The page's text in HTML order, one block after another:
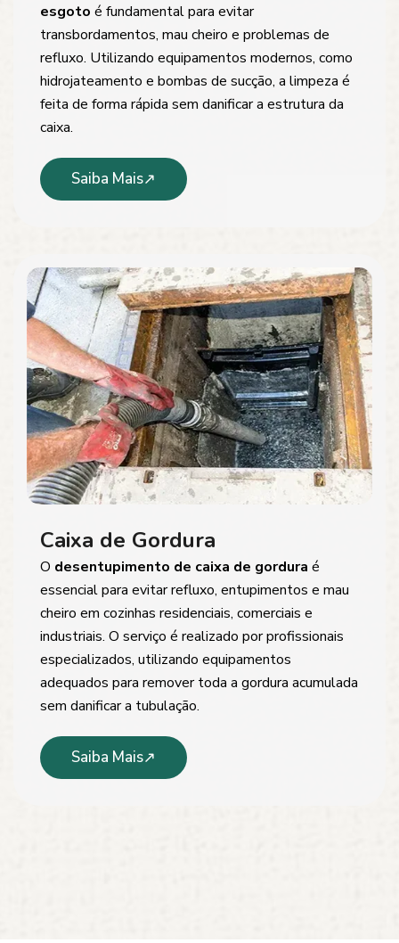
esgoto é fundamental para evitar
transbordamentos, mau cheiro e problemas de
refluxo. Utilizando equipamentos modernos, como
hidrojateamento e bombas de sucção, a limpeza é
feita de forma rápida sem danificar a estrutura da
caixa.
Saiba Mais
Caixa de Gordura
O desentupimento de caixa de gordura é
essencial para evitar refluxo, entupimentos e mau
cheiro em cozinhas residenciais, comerciais e
industriais. O serviço é realizado por profissionais
especializados, utilizando equipamentos
adequados para remover toda a gordura acumulada
sem danificar a tubulação.
Saiba Mais